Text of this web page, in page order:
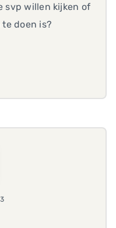
svp willen kijken of
doen is?